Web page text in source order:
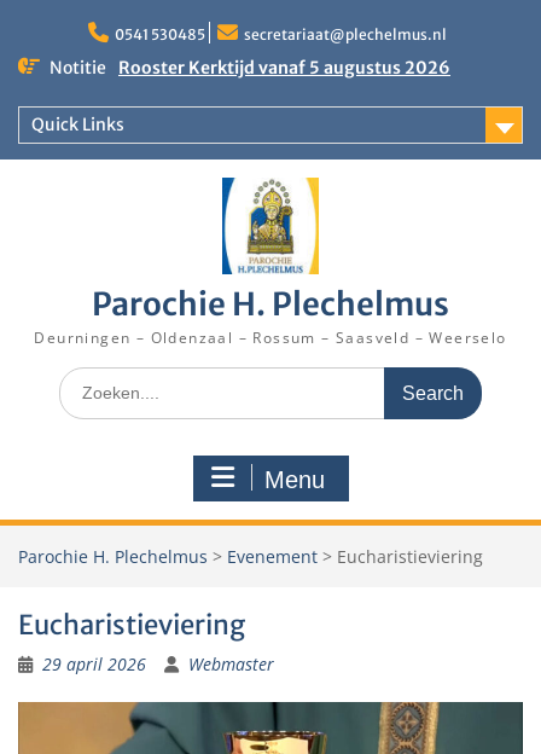
content
0541 530485 secretariaat@plechelmus.nl
Notitie
Rooster Kerktijd vanaf 5 augustus 2026
zondag 27 september 2026 in Klooster
Denekamp
Quick Links
Parochie H. Plechelmus
Deurningen – Oldenzaal – Rossum – Saasveld – Weerselo
Search
for:
Menu
Parochie H. Plechelmus > Evenement > Eucharistieviering
Eucharistieviering
29 april 2026 Webmaster